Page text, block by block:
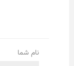
نام شما